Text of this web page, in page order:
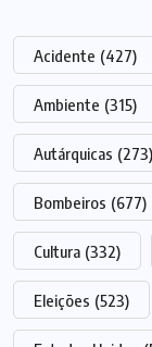
Acidente (427)
Ambiente (315)
Autárquicas (273)
Bombeiros (677)
Cultura (332)
Eleições (523)